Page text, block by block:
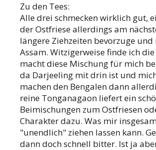
Zu den Tees:
Alle drei schmecken wirklich gut,
der Ostfriese allerdings am
längere Ziehzeiten bevorzuge
Assam. Witzigerweise finde ich
macht diese Mischung für mich
da Darjeeling mit drin ist und
machen den Bengalen dann
reine Tonganagaon liefert ein
Beimischungen zum Ostfriesen
Charakter dazu. Was mir
"unendlich" ziehen lassen kann.
dann doch schnell bitter. Ist ja